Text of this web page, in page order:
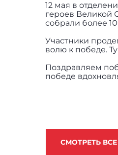
12 мая в
героев Великой
собрали более
Участники
волю к победе.
Поздравляем
победе
СМОТРЕТЬ